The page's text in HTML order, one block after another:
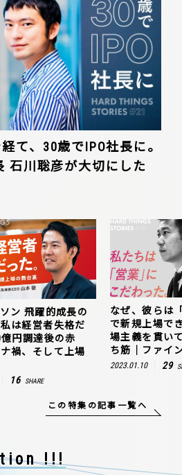
て、30歳でIPO社長に。
石川聡彦が大切にした
ン 飛躍的成長の
は経営者失格だ
円調達後の赤
禍、そして上場
16 SHARE
なぜ、彼らは
で新規上場で
場主義を貫い
ち筋｜ファイ
2023.01.10 29
この特集の記事一覧へ
!!!